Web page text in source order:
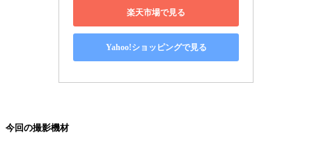
楽天市場で見る
Yahoo!ショッピングで見る
今回の撮影機材